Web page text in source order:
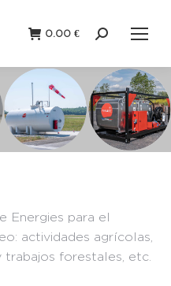
0.00 € Buscar:
Energies para el
actividades agrícolas,
trabajos forestales, etc.